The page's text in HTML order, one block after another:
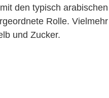
den typisch arabischen
Rolle. Vielmehr
und Zucker.